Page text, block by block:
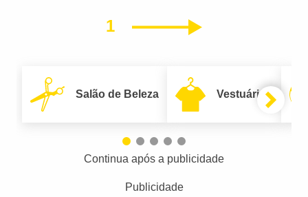
1 Próximo
Salão de Beleza Vestuário
Continua após a publicidade
Publicidade